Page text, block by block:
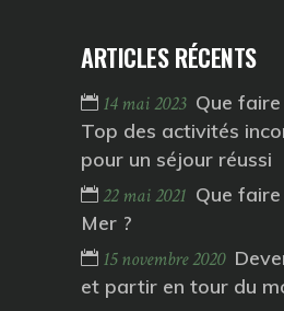
ARTICLES RÉCENTS
14 mai 2023 Que
Top des activités
pour un séjour réussi
22 mai 2021 Que
Mer ?
15 novembre 2020
et partir en tour du